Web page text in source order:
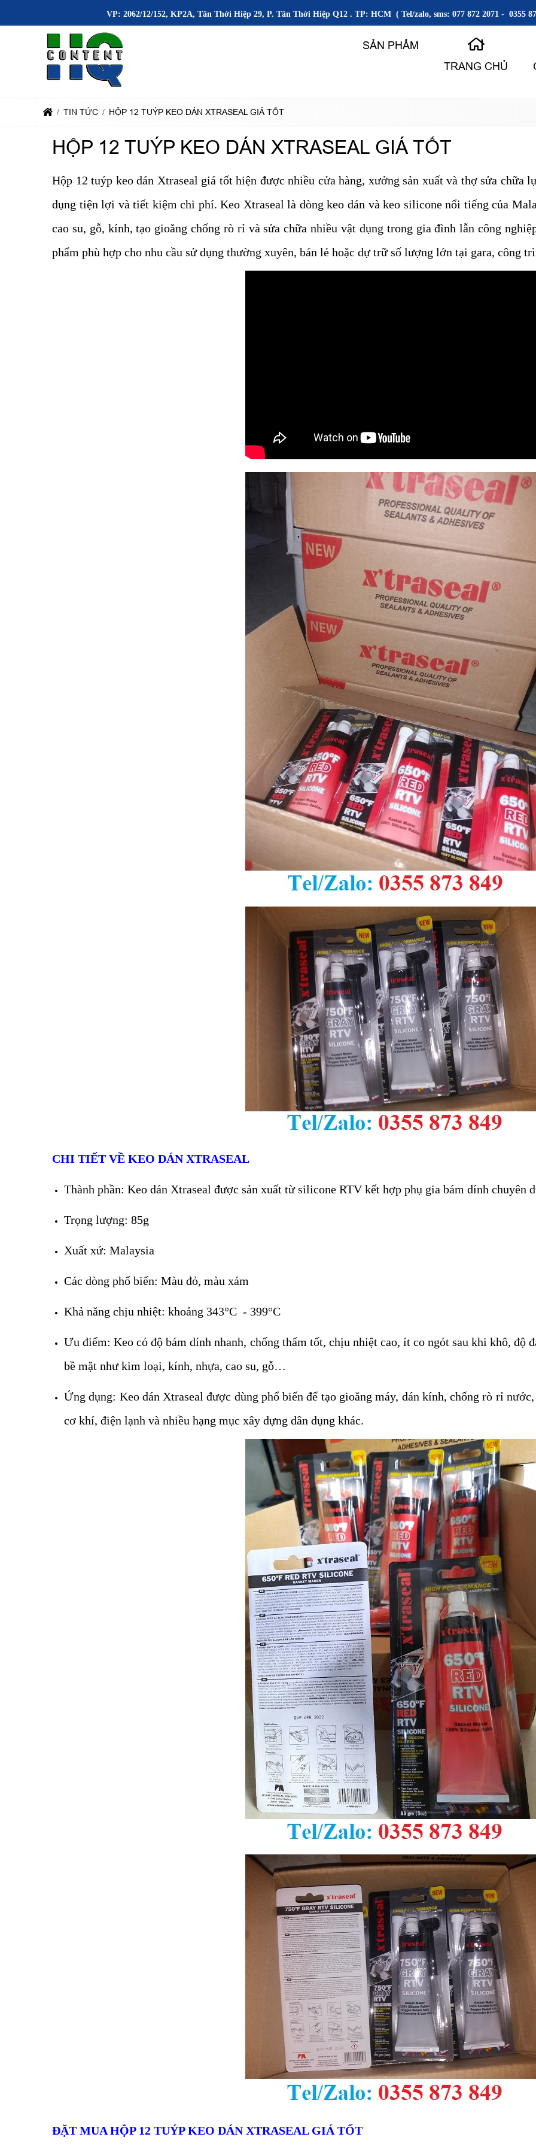
VP: 2062/12/152, KP2A, Tân Thới Hiệp 29, P. Tân Thới Hiệp Q12 . TP: HCM ( Tel/zalo, sms: 077 872 2071 - 0355
SẢN PHẨM
TRANG CHỦ
TIN TỨC HỘP 12 TUÝP KEO DÁN XTRASEAL GIÁ TỐT
HỘP 12 TUÝP KEO DÁN XTRASEAL GIÁ TỐT
Hộp 12 tuýp keo dán Xtraseal giá tốt hiện được nhiều cửa hàng, xưởng sản xuất và thợ sửa chữa
dụng tiện lợi và tiết kiệm chi phí. Keo Xtraseal là dòng keo dán và keo silicone nổi tiếng của
cao su, gỗ, kính, tạo gioăng chống rò rỉ và sửa chữa nhiều vật dụng trong gia đình lẫn công
phẩm phù hợp cho nhu cầu sử dụng thường xuyên, bán lẻ hoặc dự trữ số lượng lớn tại gara, công
CHI TIẾT VỀ KEO DÁN XTRASEAL
Thành phần: Keo dán Xtraseal được sản xuất từ silicone RTV kết hợp phụ gia bám dính chuyên
Trọng lượng: 85g
Xuất xứ: Malaysia
Các dòng phổ biến: Màu đỏ, màu xám
Khả năng chịu nhiệt: khoảng 343°C - 399°C
Ưu điểm: Keo có độ bám dính nhanh, chống thấm tốt, chịu nhiệt cao, ít co ngót sau khi khô, độ
bề mặt như kim loại, kính, nhựa, cao su, gỗ…
Ứng dụng: Keo dán Xtraseal được dùng phổ biến để tạo gioăng máy, dán kính, chống rò rỉ
cơ khí, điện lạnh và nhiều hạng mục xây dựng dân dụng khác.
ĐẶT MUA HỘP 12 TUÝP KEO DÁN XTRASEAL GIÁ TỐT